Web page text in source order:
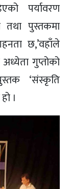
पर्यावरण
तथा पुस्तकमा
छ,’वहाँले
गुप्तोको
‘संस्कृति
।